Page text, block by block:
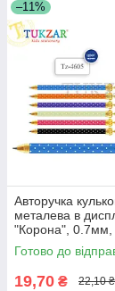
–11%
Авторучка
металева в
"Корона", 0.7мм,
Готово до
19,70 ₴ 22,10 ₴